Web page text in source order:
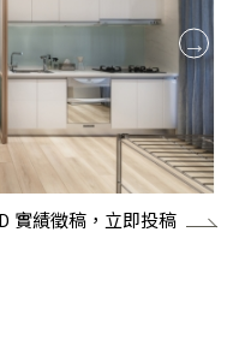
實績徵稿，立即投稿